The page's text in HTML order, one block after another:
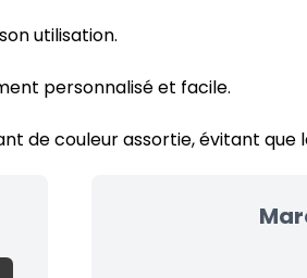
utilisation.
personnalisé et facile.
de couleur assortie, évitant que